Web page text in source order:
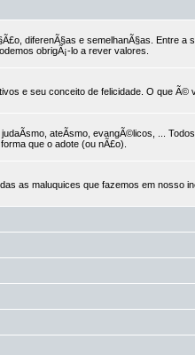
diferenÃ§as e semelhanÃ§as. Entre a
obrigÃ¡-lo a rever valores.
e seu conceito de felicidade. O que Ã©
ateÃ­smo, evangÃ©licos, ...
que o adote (ou nÃ£o).
as maluquices que fazemos em nosso